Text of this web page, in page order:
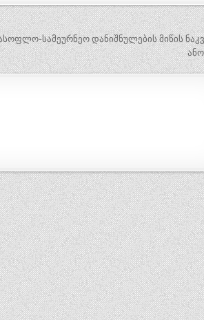
სამეურნეო დანიშნულების მიწის